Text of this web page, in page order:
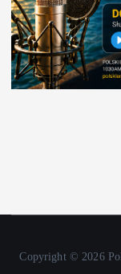
Copyright © 2026